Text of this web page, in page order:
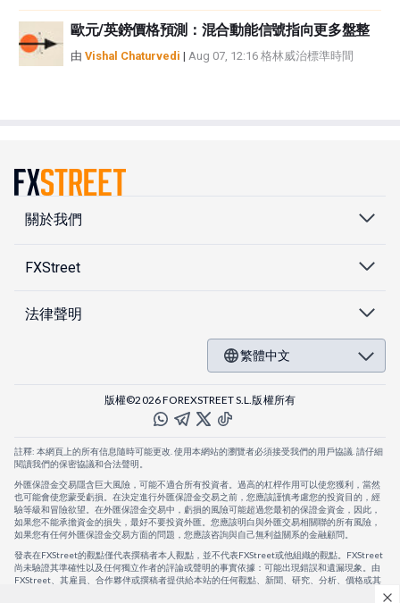
歐元/英鎊價格預測：混合動能信號指向更多盤整
由 Vishal Chaturvedi | Aug 07, 12:16 格林威治標準時間
關於我們
FXStreet
法律聲明
繁體中文
版權©2026 FOREXSTREET S.L.版權所有
註釋: 本網頁上的所有信息隨時可能更改. 使用本網站的瀏覽者必須接受我們的用戶協議. 請仔細
閱讀我們的保密協議和合法聲明。
外匯保證金交易隱含巨大風險，可能不適合所有投資者。過高的杠桿作用可以使您獲利，當然
也可能會使您蒙受虧損。在決定進行外匯保證金交易之前，您應該謹慎考慮您的投資目的，經
驗等級和冒險欲望。在外匯保證金交易中，虧損的風險可能超過您最初的保證金資金，因此，
如果您不能承擔資金的損失，最好不要投資外匯。您應該明白與外匯交易相關聯的所有風險，
如果您有任何外匯保證金交易方面的問題，您應該咨詢與自己無利益關系的金融顧問。
發表在FXStreet的觀點僅代表撰稿者本人觀點，並不代表FXStreet或他組織的觀點。FXStreet
尚未驗證其準確性以及任何獨立作者的評論或聲明的事實依據：可能出現錯誤和遺漏現象。由
FXStreet、其雇員、合作夥伴或撰稿者提供給本站的任何觀點、新聞、研究、分析、價格或其